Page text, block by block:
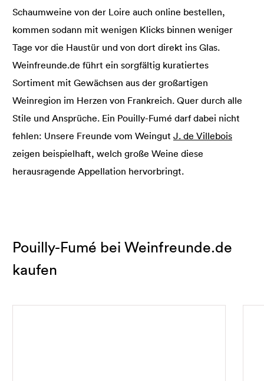
Schaumweine von der Loire auch online bestellen,
kommen sodann mit wenigen Klicks binnen weniger
Tage vor die Haustür und von dort direkt ins Glas.
Weinfreunde.de führt ein sorgfältig kuratiertes
Sortiment mit Gewächsen aus der großartigen
Weinregion im Herzen von Frankreich. Quer durch alle
Stile und Ansprüche. Ein Pouilly-Fumé darf dabei nicht
fehlen: Unsere Freunde vom Weingut J. de Villebois
zeigen beispielhaft, welch große Weine diese
herausragende Appellation hervorbringt.
Pouilly-Fumé bei Weinfreunde.de
kaufen